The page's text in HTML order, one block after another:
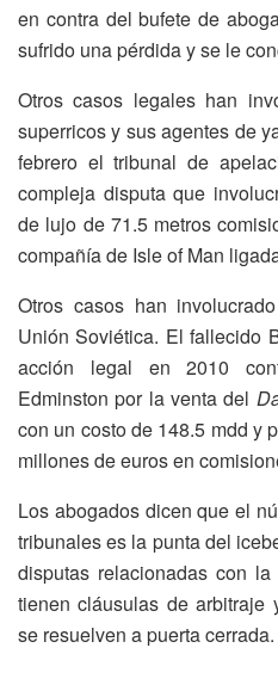
en contra del bufete de
sufrido una pérdida y se le
Otros casos legales han
superricos y sus agentes de
febrero el tribunal de
compleja disputa que
de lujo de 71.5 metros
compañía de Isle of Man
Otros casos han
Unión Soviética. El fallecido
acción legal en 2010
Edminston por la venta del
con un costo de 148.5 mdd y
millones de euros en
Los abogados dicen que el
tribunales es la punta del
disputas relacionadas con
tienen cláusulas de arbitraje
se resuelven a puerta cerrada.